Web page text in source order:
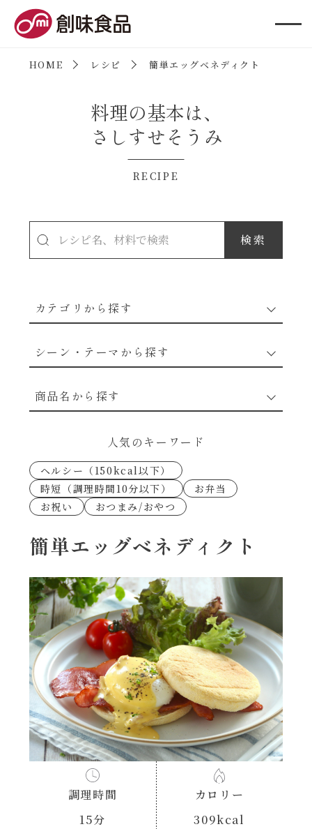
HOME レシピ 簡単エッグベネディクト
料理の基本は、
さしすせそうみ
RECIPE
カテゴリから探す
穀物類のレシピ
果実のレシピ
シーン・テーマから探す
なんでも南蛮
考えるな、二代目で炒めろ！～○○の炒め物
朝シャン（パン派）
ヘルシー（150kcal以下）
時短（調理時間10分以下）
お弁当
おつまみ/おやつ
商品名から探す
あえるハコネーゼトマトバジル
あえるハコネーゼ高菜
あえるハコネーゼミートソース
あえるハコネーゼ明太子
あえるハコネーゼナポリタン
あえるハコネーゼジェノベーゼ
あえるハコネーゼペペロンチーノ
あえるハコネーゼたらこクリーム
シャンタンシリーズ
人気のキーワード
ヘルシー（150kcal以下）
時短（調理時間10分以下）
お弁当
お祝い
おつまみ/おやつ
簡単エッグベネディクト
調理時間
15分
カロリー
309kcal